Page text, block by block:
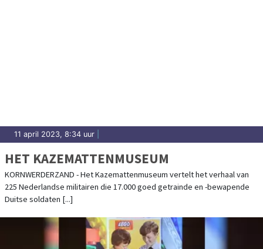
11 april 2023, 8:34 uur
HET KAZEMATTENMUSEUM
KORNWERDERZAND - Het Kazemattenmuseum vertelt het verhaal van
225 Nederlandse militairen die 17.000 goed getrainde en -bewapende
Duitse soldaten [...]